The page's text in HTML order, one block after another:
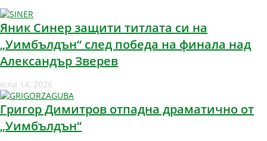
Яник Синер защити титлата си на
„Уимбълдън“ след победа на финала над
Александър Зверев
юли 14, 2026
Григор Димитров отпадна драматично от
„Уимбълдън“